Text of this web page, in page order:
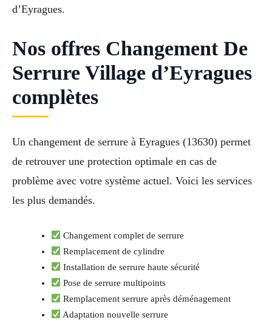
d’Eyragues.
Nos offres Changement De
Serrure Village d’Eyragues
complètes
Un changement de serrure à Eyragues (13630) permet
de retrouver une protection optimale en cas de
problème avec votre système actuel. Voici les services
les plus demandés.
Changement complet de serrure
Remplacement de cylindre
Installation de serrure haute sécurité
Pose de serrure multipoints
Remplacement serrure après déménagement
Adaptation nouvelle serrure